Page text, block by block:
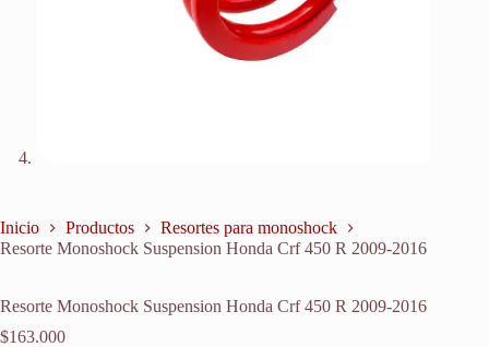
Inicio Productos
Resortes para monoshock
Resorte Monoshock Suspension Honda Crf 450 R 2009-2016
Resorte Monoshock Suspension Honda Crf 450 R 2009-2016
$163.000